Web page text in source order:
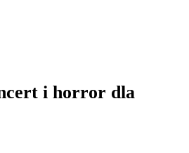
i horror dla